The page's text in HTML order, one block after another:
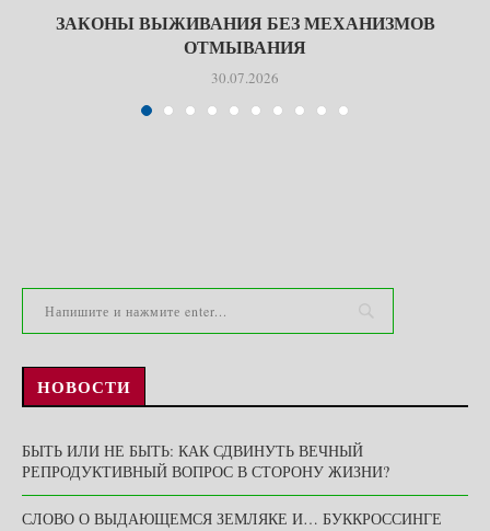
ЗАКОНЫ ВЫЖИВАНИЯ БЕЗ МЕХАНИЗМОВ
ОТМЫВАНИЯ
30.07.2026
НОВОСТИ
БЫТЬ ИЛИ НЕ БЫТЬ: КАК СДВИНУТЬ ВЕЧНЫЙ
РЕПРОДУКТИВНЫЙ ВОПРОС В СТОРОНУ ЖИЗНИ?
СЛОВО О ВЫДАЮЩЕМСЯ ЗЕМЛЯКЕ И… БУККРОССИНГЕ